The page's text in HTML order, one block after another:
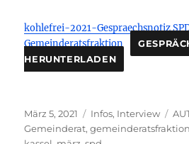
kohlefrei-2021-Gespraechsnotiz
Gemeinderatsfraktion
HERUNTERLADEN
Veröffentlicht
am
März 5, 2021 Kategorien
Infos, Interview
Gemeinderat,gemeinderatsfraktion